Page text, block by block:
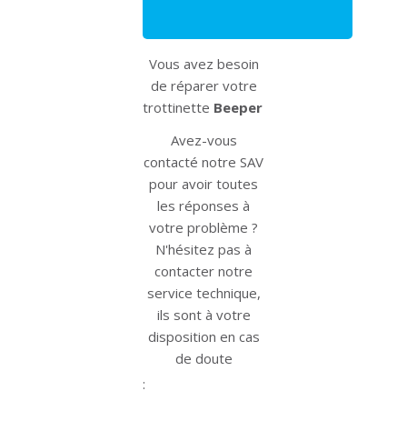
Vous avez besoin
de réparer votre
trottinette Beeper SPEED
Avez-vous
contacté notre SAV
pour avoir toutes
les réponses à
votre problème ?
N'hésitez pas à
contacter notre
service technique,
ils sont à votre
disposition en cas
de doute
: